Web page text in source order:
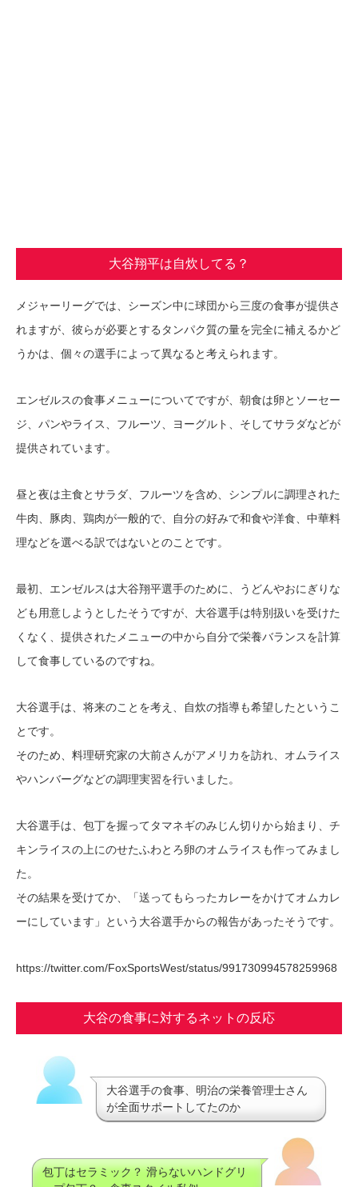
大谷翔平は自炊してる？
メジャーリーグでは、シーズン中に球団から三度の食事が提供さ
れますが、彼らが必要とするタンパク質の量を完全に補えるかど
うかは、個々の選手によって異なると考えられます。
エンゼルスの食事メニューについてですが、朝食は卵とソーセー
ジ、パンやライス、フルーツ、ヨーグルト、そしてサラダなどが
提供されています。
昼と夜は主食とサラダ、フルーツを含め、シンプルに調理された
牛肉、豚肉、鶏肉が一般的で、自分の好みで和食や洋食、中華料
理などを選べる訳ではないとのことです。
最初、エンゼルスは大谷翔平選手のために、うどんやおにぎりな
ども用意しようとしたそうですが、大谷選手は特別扱いを受けた
くなく、提供されたメニューの中から自分で栄養バランスを計算
して食事しているのですね。
大谷選手は、将来のことを考え、自炊の指導も希望したというこ
とです。
そのため、料理研究家の大前さんがアメリカを訪れ、オムライス
やハンバーグなどの調理実習を行いました。
大谷選手は、包丁を握ってタマネギのみじん切りから始まり、チ
キンライスの上にのせたふわとろ卵のオムライスも作ってみまし
た。
その結果を受けてか、「送ってもらったカレーをかけてオムカレ
ーにしています」という大谷選手からの報告があったそうです。
https://twitter.com/FoxSportsWest/status/991730994578259968
大谷の食事に対するネットの反応
大谷選手の食事、明治の栄養管理士さん
が全面サポートしてたのか
包丁はセラミック？ 滑らないハンドグリ